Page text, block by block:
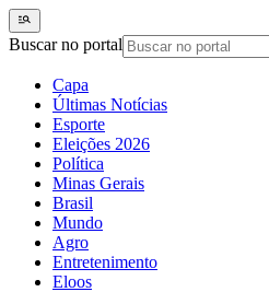
Buscar no portal
Capa
Últimas Notícias
Esporte
Eleições 2026
Política
Minas Gerais
Brasil
Mundo
Agro
Entretenimento
Eloos